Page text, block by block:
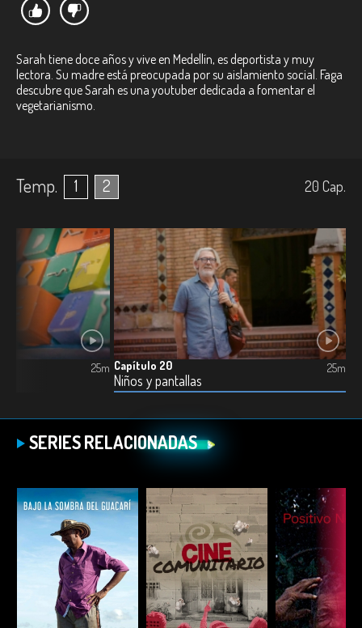
Sarah tiene doce años y vive en Medellín, es deportista y muy
lectora. Su madre está preocupada por su aislamiento social. Faga
descubre que Sarah es una youtuber dedicada a fomentar el
vegetarianismo.
Temp. 1 2 20 Cap.
25m Capítulo 20
Niños y pantallas
25m
SERIES RELACIONADAS